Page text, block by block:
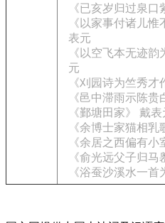
《已亥岁归过泉
《以家事付诸儿
表元
《以空飞本无迹
元
《刈园诗为竺秀才
《邑中滞雨示陈贵
《鄞塘田家》 戴表
《余博士家猫相乳
《余居之西偏有
《俞光远父子归
《浴蚕沙溪水一